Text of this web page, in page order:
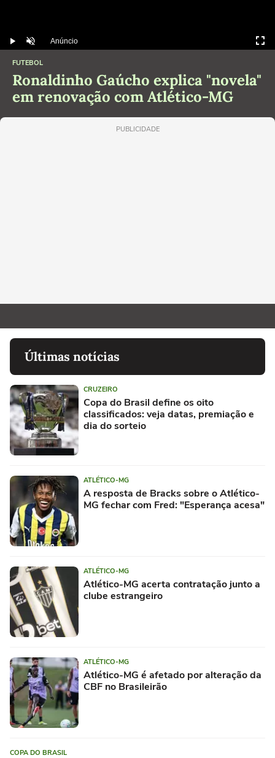
Play DesmutarAnúncio
FUTEBOL
Ronaldinho Gaúcho explica "novela"
em renovação com Atlético-MG
PUBLICIDADE
Últimas notícias
CRUZEIRO
Copa do Brasil define os oito
classificados: veja datas, premiação e
dia do sorteio
ATLÉTICO-MG
A resposta de Bracks sobre o Atlético-
MG fechar com Fred: "Esperança acesa"
ATLÉTICO-MG
Atlético-MG acerta contratação junto a
clube estrangeiro
ATLÉTICO-MG
Atlético-MG é afetado por alteração da
CBF no Brasileirão
COPA DO BRASIL